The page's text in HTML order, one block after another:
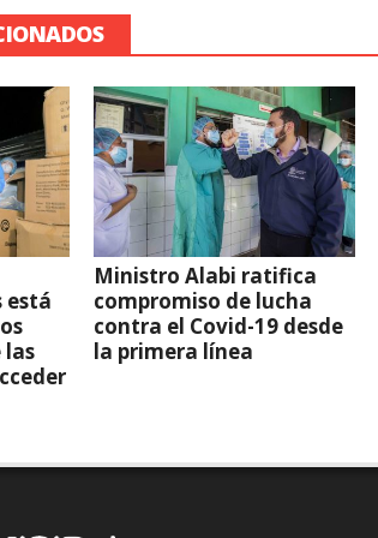
está
las
Ministro Alabi ratifica
compromiso de lucha
contra el Covid-19 desde
la primera línea